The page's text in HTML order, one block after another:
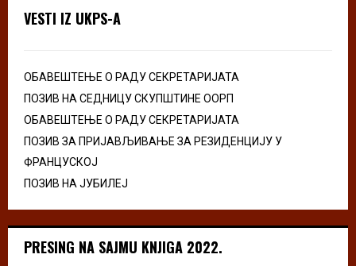
VESTI IZ UKPS-A
ОБАВЕШТЕЊЕ О РАДУ СЕКРЕТАРИЈАТА
ПОЗИВ НА СЕДНИЦУ СКУПШТИНЕ ООРП
ОБАВЕШТЕЊЕ О РАДУ СЕКРЕТАРИЈАТА
ПОЗИВ ЗА ПРИЈАВЉИВАЊЕ ЗА РЕЗИДЕНЦИЈУ У
ФРАНЦУСКОЈ
ПОЗИВ НА ЈУБИЛЕЈ
PRESING NA SAJMU KNJIGA 2022.